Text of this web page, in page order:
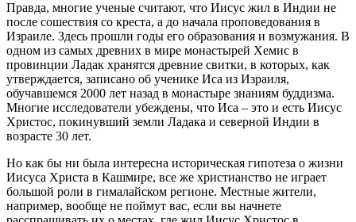
Правда, многие ученые считают, что Иисус жил в Индии не
после сошествия со креста, а до начала проповедования в
Израиле. Здесь прошли годы его образования и возмужания. В
одном из самых древних в мире монастырей Хемис в
провинции Ладак хранятся древние свитки, в которых, как
утверждается, записано об ученике Иса из Израиля,
обучавшемся 2000 лет назад в монастыре знаниям буддизма.
Многие исследователи убеждены, что Иса – это и есть Иисус
Христос, покинувший земли Ладака и северной Индии в
возрасте 30 лет.
Но как бы ни была интересна историческая гипотеза о жизни
Иисуса Христа в Кашмире, все же христианство не играет
большой роли в гималайском регионе. Местные жители,
например, вообще не поймут вас, если вы начнете